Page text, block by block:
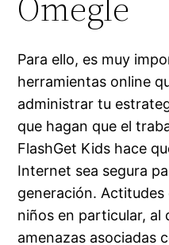
Para ello, es muy
herramientas online
administrar tu
que hagan que el
FlashGet Kids hace
Internet sea segura
generación.
niños en particular, al
amenazas asociadas